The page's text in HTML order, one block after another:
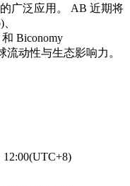
广泛应用。 AB 近期将
和 Biconomy
流动性与生态影响力。
12:00(UTC+8)